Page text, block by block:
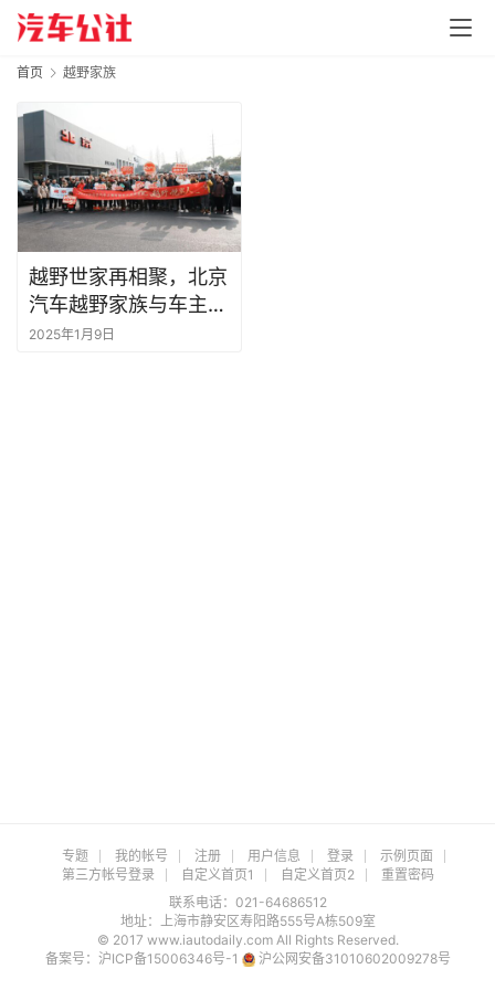
首页 越野家族
越野世家再相聚，北京
汽车越野家族与车主家
宴共赴越野盛宴
2025年1月9日
专题 我的帐号 注册 用户信息 登录
示例页面
第三方帐号登录
自定义首页1 自定义首页2
重置密码
联系电话：021-64686512
地址：上海市静安区寿阳路555号A栋509室
© 2017 www.iautodaily.com All Rights Reserved.
备案号： 沪ICP备15006346号-1 沪公网安备31010602009278号